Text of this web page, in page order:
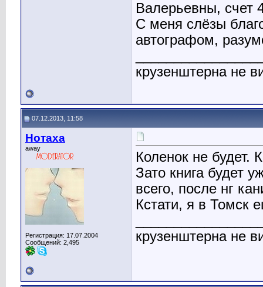
Валерьевны, счет
С меня слёзы
автографом,
крузенштерна не
07.12.2013, 11:58
Нотаха
away
Регистрация: 17.07.2004
Сообщений: 2,495
Коленок не будет.
Зато книга будет
всего, после нг
Кстати, я в Томск
крузенштерна не